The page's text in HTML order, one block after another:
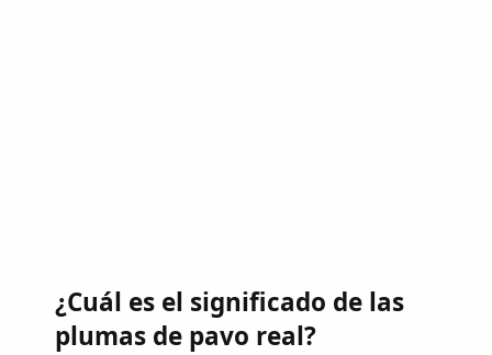
¿Cuál es el significado de las
plumas de pavo real?